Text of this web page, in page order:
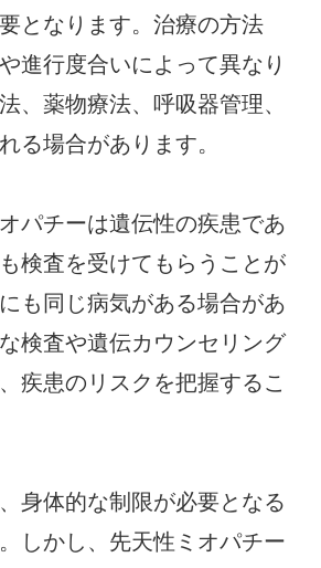
となります。治療の方法
進行度合いによって異なり
、薬物療法、呼吸器管理、
る場合があります。
パチーは遺伝性の疾患であ
検査を受けてもらうことが
も同じ病気がある場合があ
検査や遺伝カウンセリング
疾患のリスクを把握するこ
身体的な制限が必要となる
しかし、先天性ミオパチー